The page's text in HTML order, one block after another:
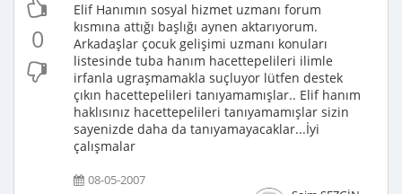
0
Elif Hanımın sosyal hizmet uzmanı forum
kısmına attığı başlığı aynen aktarıyorum.
Arkadaşlar çocuk gelişimi uzmanı konuları
listesinde tuba hanım hacettepelileri ilimle
irfanla ugraşmamakla suçluyor lütfen destek
çıkın hacettepelileri tanıyamamışlar.. Elif hanım
haklısınız hacettepelileri tanıyamamışlar sizin
sayenizde daha da tanıyamayacaklar...İyi
çalışmalar
08-05-2007